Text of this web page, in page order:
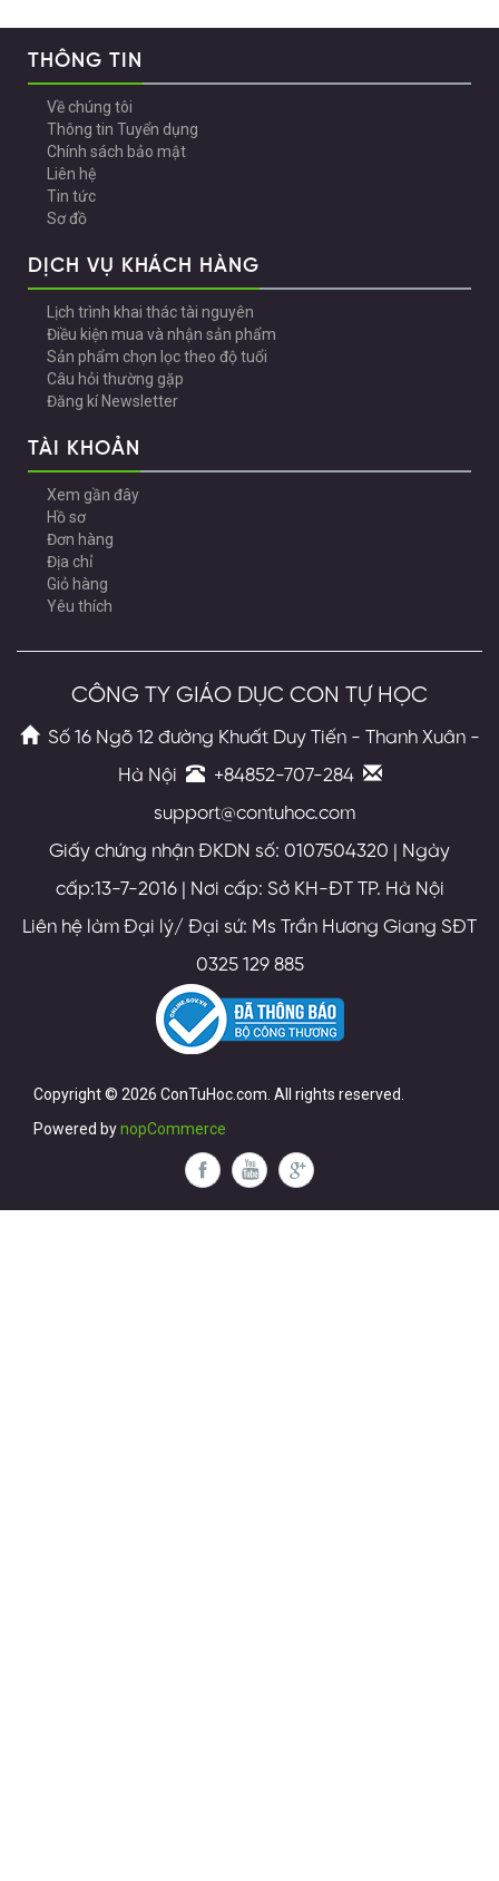
THÔNG TIN
Về chúng tôi
Thông tin Tuyển dụng
Chính sách bảo mật
Liên hệ
Tin tức
Sơ đồ
DỊCH VỤ KHÁCH HÀNG
Lịch trình khai thác tài nguyên
Điều kiện mua và nhận sản phẩm
Sản phẩm chọn lọc theo độ tuổi
Câu hỏi thường gặp
Đăng kí Newsletter
TÀI KHOẢN
Xem gần đây
Hồ sơ
Đơn hàng
Địa chỉ
Giỏ hàng
Yêu thích
CÔNG TY GIÁO DỤC CON TỰ HỌC
Số 16 Ngõ 12 đường Khuất Duy Tiến - Thanh Xuân -
Hà Nội
+84852-707-284
support@contuhoc.com
Giấy chứng nhận ĐKDN số: 0107504320 | Ngày
cấp:13-7-2016 | Nơi cấp: Sở KH-ĐT TP. Hà Nội
Liên hệ làm Đại lý/ Đại sứ: Ms Trần Hương Giang SĐT
0325 129 885
Copyright © 2026 ConTuHoc.com. All rights reserved.
Powered bynopCommerce